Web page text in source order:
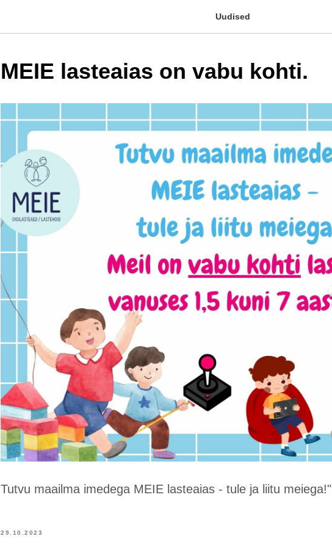
Uudised
MEIE lasteaias on vabu kohti.
Tutvu maailma imedega MEIE lasteaias - tule ja liitu meiega!"
29.10.2023